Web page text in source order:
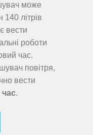
може
140 літрів
вести
роботи
час.
повітря,
вести
.